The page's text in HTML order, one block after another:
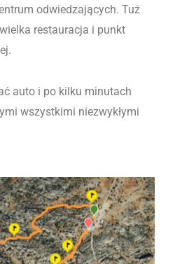
odwiedzających. Tuż
restauracja i punkt
auto i po kilku minutach
wszystkimi niezwykłymi